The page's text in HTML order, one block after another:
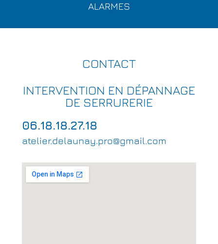
ALARMES
CONTACT
INTERVENTION EN DÉPANNAGE
DE SERRURERIE
06.18.18.27.18
atelier.delaunay.pro@gmail.com